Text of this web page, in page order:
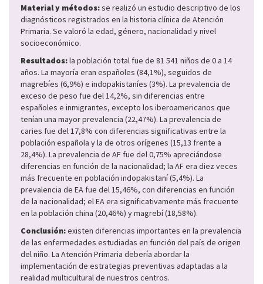
Material y métodos:se realizó un estudio descriptivo de los
diagnósticos registrados en la historia clínica de Atención
Primaria. Se valoró la edad, género, nacionalidad y nivel
socioeconómico.
Resultados:la población total fue de 81 541 niños de 0 a 14
años. La mayoría eran españoles (84,1%), seguidos de
magrebíes (6,9%) e indopakistaníes (3%). La prevalencia de
exceso de peso fue del 14,2%, sin diferencias entre
españoles e inmigrantes, excepto los iberoamericanos que
tenían una mayor prevalencia (22,47%). La prevalencia de
caries fue del 17,8% con diferencias significativas entre la
población española y la de otros orígenes (15,13 frente a
28,4%). La prevalencia de AF fue del 0,75% apreciándose
diferencias en función de la nacionalidad; la AF era diez veces
más frecuente en población indopakistaní (5,4%). La
prevalencia de EA fue del 15,46%, con diferencias en función
de la nacionalidad; el EA era significativamente más frecuente
en la población china (20,46%) y magrebí (18,58%).
Conclusión:existen diferencias importantes en la prevalencia
de las enfermedades estudiadas en función del país de origen
del niño. La Atención Primaria debería abordar la
implementación de estrategias preventivas adaptadas a la
realidad multicultural de nuestros centros.